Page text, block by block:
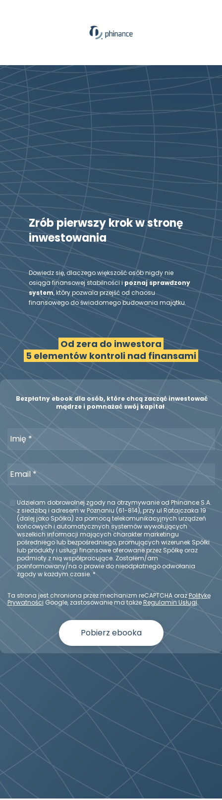
Zrób pierwszy krok w stronę
inwestowania
Dowiedz się, dlaczego większość osób nigdy nie
osiąga finansowej stabilności i poznaj sprawdzony
system, który pozwala przejść od chaosu
finansowego do świadomego budowania majątku.
Od zera do inwestora
5 elementów kontroli nad finansami
Bezpłatny ebook dla osób, które chcą zacząć inwestować
mądrze i pomnażać swój kapitał
*
Email
*
Udzielam dobrowolnej zgody na otrzymywanie od Phinance S.A.
z siedzibą i adresem w Poznaniu (61-814), przy ul Ratajczaka 19
(dalej jako Spółka) za pomocą telekomunikacyjnych urządzeń
końcowych i automatycznych systemów wywołujących
wszelkich informacji mających charakter marketingu
pośredniego lub bezpośredniego, promujących wizerunek Spółki
lub produkty i usługi finansowe oferowane przez Spółkę oraz
podmioty z nią współpracujące. Zostałem/am
poinformowany/na o prawie do nieodpłatnego odwołania
zgody w każdym czasie. *
Ta strona jest chroniona przez mechanizm reCAPTCHA orazPolitykę
Prywatności Google, zastosowanie ma także Regulamin Usługi.
Pobierz ebooka